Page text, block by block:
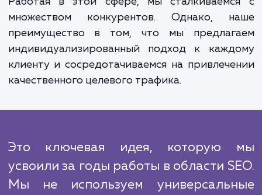
бизнес, конкурентов и определяем
аудитории. На этапе
разрабатывается стратегия для
целевого трафика. Этап реализации
себя реализацию разработанных
методов и при необходимости
Работая в этой сфере, мы